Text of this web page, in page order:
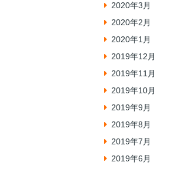
2020年3月
2020年2月
2020年1月
2019年12月
2019年11月
2019年10月
2019年9月
2019年8月
2019年7月
2019年6月